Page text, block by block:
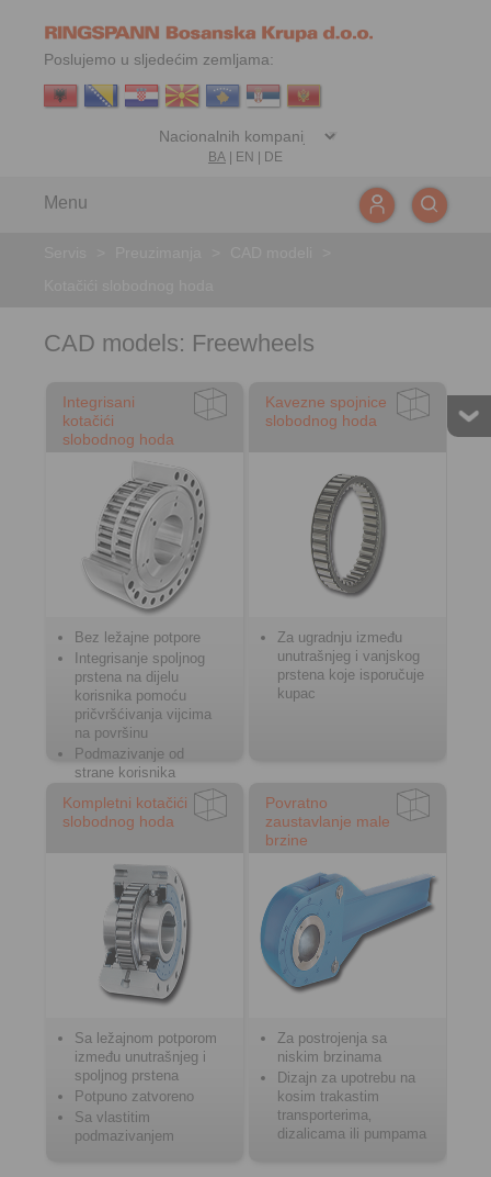
Poslujemo u sljedećim zemljama:
BA| EN DE
Menu
CAD models: Freewheels
Integrisani
kotačići
slobodnog hoda
Bez ležajne potpore
Integrisanje spoljnog
prstena na dijelu
korisnika pomoću
pričvršćivanja vijcima
na površinu
Podmazivanje od
strane korisnika
Kavezne spojnice
slobodnog hoda
Za ugradnju između
unutrašnjeg i vanjskog
prstena koje isporučuje
kupac
Kompletni kotačići
slobodnog hoda
Sa ležajnom potporom
između unutrašnjeg i
spoljnog prstena
Potpuno zatvoreno
Sa vlastitim
podmazivanjem
Povratno
zaustavlanje male
brzine
Za postrojenja sa
niskim brzinama
Dizajn za upotrebu na
kosim trakastim
transporterima‚
dizalicama ili pumpama